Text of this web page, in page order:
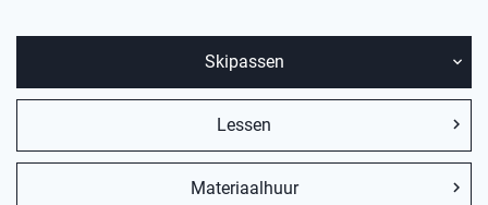
Skipassen
Lessen
Materiaalhuur